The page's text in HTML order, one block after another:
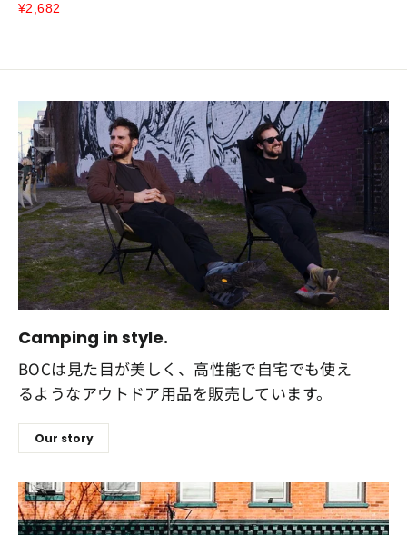
¥2,682
Camping in style.
BOCは見た目が美しく、高性能で自宅でも使え
るようなアウトドア用品を販売しています。
Our story